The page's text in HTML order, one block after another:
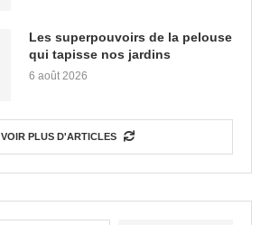
Les superpouvoirs de la pelouse
qui tapisse nos jardins
6 août 2026
VOIR PLUS D'ARTICLES